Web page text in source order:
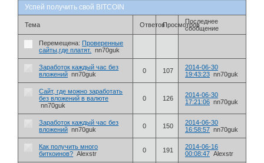
Успей получить свой BITCOIN
Тема ОтветовПросмотровПоследнее
сообщение
Перемещена: Проверенные
сайты,где платят.
nn70guk
Заработок каждый час без
вложений nn70guk 0 107
2014-06-30
19:43:23 nn70guk
Cайт, где можно заработать
без вложений в валюте
nn70guk
0 126
2014-06-30
17:21:06 nn70guk
Заработок каждый час без
вложений nn70guk 0 150
2014-06-30
16:58:57 nn70guk
Как получить много
биткоинов? Alexstr 0 191
2014-06-16
00:08:47 Alexstr